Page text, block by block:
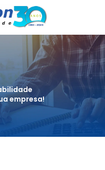
empresa!